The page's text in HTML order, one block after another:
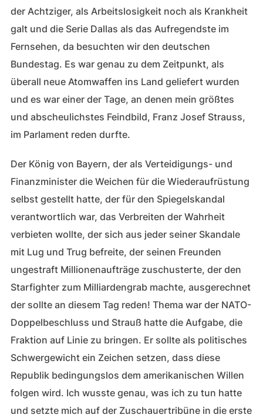
der Achtziger, als Arbeitslosigkeit noch als Krankheit
galt und die Serie Dallas als das Aufregendste im
Fernsehen, da besuchten wir den deutschen
Bundestag. Es war genau zu dem Zeitpunkt, als
überall neue Atomwaffen ins Land geliefert wurden
und es war einer der Tage, an denen mein größtes
und abscheulichstes Feindbild, Franz Josef Strauss,
im Parlament reden durfte.
Der König von Bayern, der als Verteidigungs- und
Finanzminister die Weichen für die Wiederaufrüstung
selbst gestellt hatte, der für den Spiegelskandal
verantwortlich war, das Verbreiten der Wahrheit
verbieten wollte, der sich aus jeder seiner Skandale
mit Lug und Trug befreite, der seinen Freunden
ungestraft Millionenaufträge zuschusterte, der den
Starfighter zum Milliardengrab machte, ausgerechnet
der sollte an diesem Tag reden! Thema war der NATO-
Doppelbeschluss und Strauß hatte die Aufgabe, die
Fraktion auf Linie zu bringen. Er sollte als politisches
Schwergewicht ein Zeichen setzen, dass diese
Republik bedingungslos dem amerikanischen Willen
folgen wird. Ich wusste genau, was ich zu tun hatte
und setzte mich auf der Zuschauertribüne in die erste